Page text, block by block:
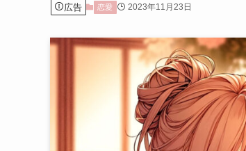
広告 恋愛 2023年11月23日